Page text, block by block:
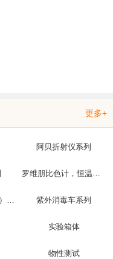
更多+
阿贝折射仪系列
罗维朋比色计，恒温槽，光泽度仪
箱式电炉（马弗炉）系列 紫外消毒车系列
实验箱体
物性测试